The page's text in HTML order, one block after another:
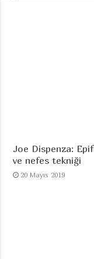
Joe Dispenza:
ve nefes tekniği
20 Mayıs 2019